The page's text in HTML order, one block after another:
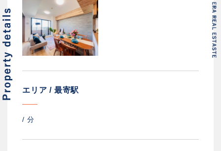
エリア / 最寄駅
/ 分